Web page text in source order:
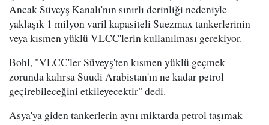
Ancak Süveyş Kanalı'nın sınırlı derinliği nedeniyle
yaklaşık 1 milyon varil kapasiteli Suezmax tankerlerinin
veya kısmen yüklü VLCC'lerin kullanılması gerekiyor.
Bohl, "VLCC'ler Süveyş'ten kısmen yüklü geçmek
zorunda kalırsa Suudi Arabistan'ın ne kadar petrol
geçirebileceğini etkileyecektir" dedi.
Asya'ya giden tankerlerin aynı miktarda petrol taşımak